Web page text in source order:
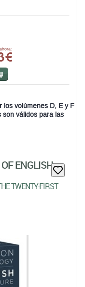
ahora:
€
los volúmenes D, E y F
son válidos para las
ENGLISH
TWENTY-FIRST